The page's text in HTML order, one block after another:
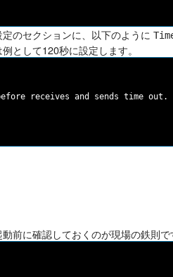
のセクションに、以下のように
として120秒に設定します。
receives and sends time out.
前に確認しておくのが現場の鉄則で